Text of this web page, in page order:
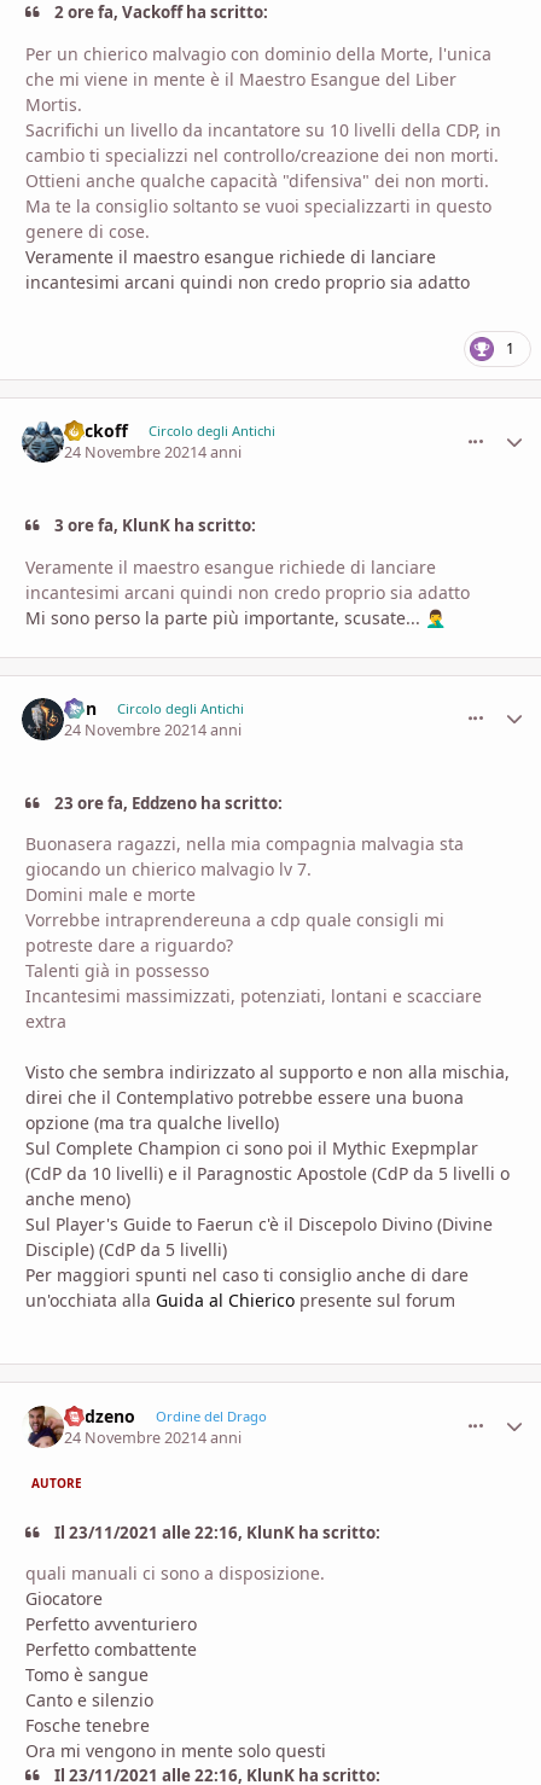
2 ore fa, Vackoff ha scritto:
Per un chierico malvagio con dominio della Morte, l'unica
che mi viene in mente è il Maestro Esangue del Liber
Mortis.
Sacrifichi un livello da incantatore su 10 livelli della CDP, in
cambio ti specializzi nel controllo/creazione dei non morti.
Ottieni anche qualche capacità "difensiva" dei non morti.
Ma te la consiglio soltanto se vuoi specializzarti in questo
genere di cose.
Veramente il maestro esangue richiede di lanciare
incantesimi arcani quindi non credo proprio sia adatto
1
Vackoff Circolo degli Antichi
24 Novembre 20214 anni
3 ore fa, KlunK ha scritto:
Veramente il maestro esangue richiede di lanciare
incantesimi arcani quindi non credo proprio sia adatto
Mi sono perso la parte più importante, scusate... 🤦‍♂️
Von Circolo degli Antichi
24 Novembre 20214 anni
23 ore fa, Eddzeno ha scritto:
Buonasera ragazzi, nella mia compagnia malvagia sta
giocando un chierico malvagio lv 7.
Domini male e morte
Vorrebbe intraprendereuna a cdp quale consigli mi
potreste dare a riguardo?
Talenti già in possesso
Incantesimi massimizzati, potenziati, lontani e scacciare
extra
Visto che sembra indirizzato al supporto e non alla mischia,
direi che il Contemplativo potrebbe essere una buona
opzione (ma tra qualche livello)
Sul Complete Champion ci sono poi il Mythic Exepmplar
(CdP da 10 livelli) e il Paragnostic Apostole (CdP da 5 livelli o
anche meno)
Sul Player's Guide to Faerun c'è il Discepolo Divino (Divine
Disciple) (CdP da 5 livelli)
Per maggiori spunti nel caso ti consiglio anche di dare
un'occhiata alla Guida al Chierico presente sul forum
Eddzeno Ordine del Drago
24 Novembre 20214 anni
AUTORE
Il 23/11/2021 alle 22:16, KlunK ha scritto:
quali manuali ci sono a disposizione.
Giocatore
Perfetto avventuriero
Perfetto combattente
Tomo è sangue
Canto e silenzio
Fosche tenebre
Ora mi vengono in mente solo questi
Il 23/11/2021 alle 22:16, KlunK ha scritto: